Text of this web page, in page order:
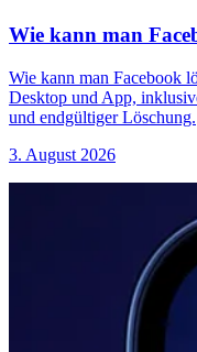
Wie kann man
Wie kann man Facebook
Desktop und App,
und endgültiger Löschung.
3. August 2026